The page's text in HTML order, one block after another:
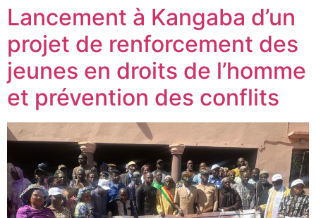
Lancement à Kangaba d’un
projet de renforcement des
jeunes en droits de l’homme
et prévention des conflits